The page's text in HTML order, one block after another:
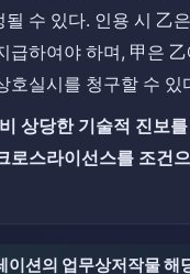
될 수 있다. 인용 시 乙
급하여야 하며, 甲은
호실시를 청구할 수 있
상당한 기술적 진보
로스라이선스를 조건
이션의 업무상저작물 해